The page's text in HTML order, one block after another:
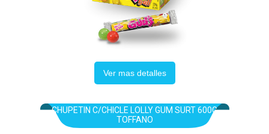
Ver mas detalles
CHUPETIN C/CHICLE LOLLY GUM SURT 600G
TOFFANO